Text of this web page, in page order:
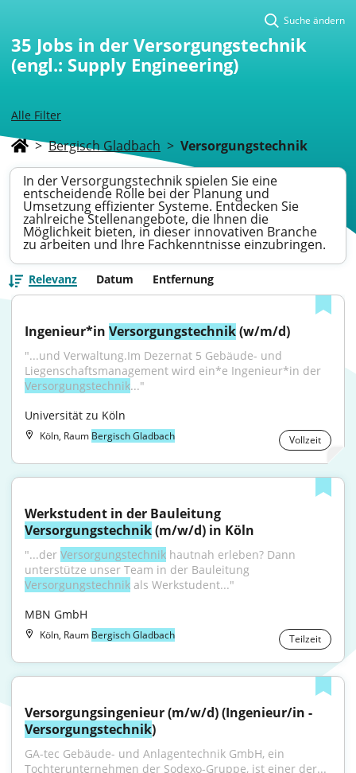
Alle Filter
Suche ändern
35 Jobs in der Versorgungstechnik
(engl.: Supply Engineering)
> Bergisch Gladbach > Versorgungstechnik
In der Versorgungstechnik spielen Sie eine
entscheidende Rolle bei der Planung und
Umsetzung effizienter Systeme. Entdecken Sie
zahlreiche Stellenangebote, die Ihnen die
Möglichkeit bieten, in dieser innovativen Branche
zu arbeiten und Ihre Fachkenntnisse einzubringen.
Relevanz Datum Entfernung
Ingenieur*in Versorgungstechnik (w/m/d)
"...und Verwaltung.Im Dezernat 5 Gebäude- und
Versorgungstechnik..."
Universität zu Köln
Köln, Raum Bergisch Gladbach Vollzeit
Versorgungstechnik (m/w/d) in Köln
"...der Versorgungstechnik hautnah erleben? Dann
Versorgungstechnik als Werkstudent..."
MBN GmbH
Köln, Raum Bergisch Gladbach Teilzeit
Versorgungstechnik)
GA-tec Gebäude- und Anlagentechnik GmbH, ein
Tochterunternehmen der Sodexo-Gruppe, ist einer der...